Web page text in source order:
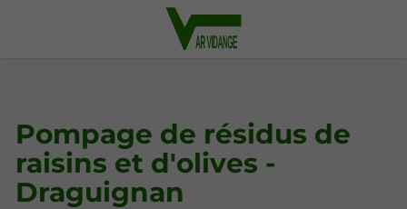
Pompage de résidus de
raisins et d'olives -
Draguignan